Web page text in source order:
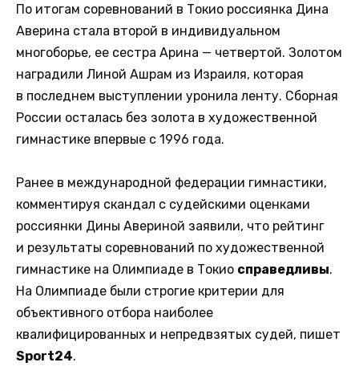
По итогам соревнований в Токио россиянка Дина
Аверина стала второй в индивидуальном
многоборье, ее сестра Арина — четвертой. Золотом
наградили Линой Ашрам из Израиля, которая
в последнем выступлении уронила ленту. Сборная
России осталась без золота в художественной
гимнастике впервые с 1996 года.
Ранее в международной федерации гимнастики,
комментируя скандал с судейскими оценками
россиянки Дины Авериной заявили, что рейтинг
и результаты соревнований по художественной
гимнастике на Олимпиаде в Токио справедливы.
На Олимпиаде были строгие критерии для
объективного отбора наиболее
квалифицированных и непредвзятых судей, пишет
Sport24.